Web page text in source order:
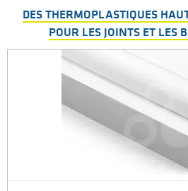
DES THERMOPLASTIQUES
POUR LES JOINTS ET LES